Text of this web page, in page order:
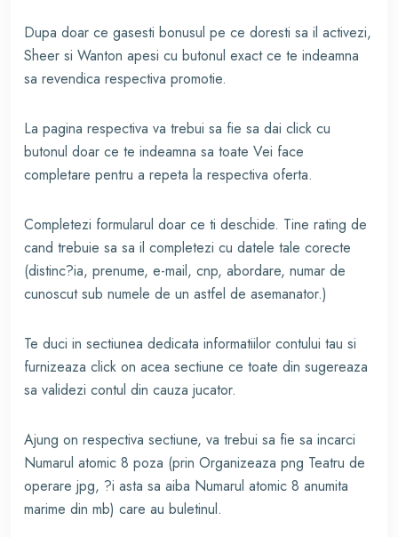
Dupa doar ce gasesti bonusul pe ce doresti sa il activezi,
Sheer si Wanton apesi cu butonul exact ce te indeamna
sa revendica respectiva promotie.
La pagina respectiva va trebui sa fie sa dai click cu
butonul doar ce te indeamna sa toate Vei face
completare pentru a repeta la respectiva oferta.
Completezi formularul doar ce ti deschide. Tine rating de
cand trebuie sa sa il completezi cu datele tale corecte
(distinc?ia, prenume, e-mail, cnp, abordare, numar de
cunoscut sub numele de un astfel de asemanator.)
Te duci in sectiunea dedicata informatiilor contului tau si
furnizeaza click on acea sectiune ce toate din sugereaza
sa validezi contul din cauza jucator.
Ajung on respectiva sectiune, va trebui sa fie sa incarci
Numarul atomic 8 poza (prin Organizeaza png Teatru de
operare jpg, ?i asta sa aiba Numarul atomic 8 anumita
marime din mb) care au buletinul.